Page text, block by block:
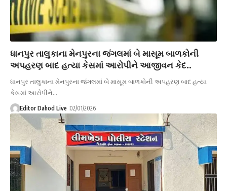
ધાનપુર તાલુકાના મેનપુરના જંગલમાં બે માસૂમ બાળકોની
અપહરણ બાદ હત્યા કેસમાં આરોપીને આજીવન કેદ..
ધાનપુર તાલુકાના મેનપુરના જંગલમાં બે માસૂમ બાળકોની અપહરણ બાદ હત્યા
કેસમાં આરોપીને…
Editor Dahod Live 02/01/2026